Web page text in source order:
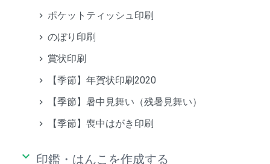
ポケットティッシュ印刷
のぼり印刷
賞状印刷
【季節】年賀状印刷2020
【季節】暑中見舞い（残暑見舞い）
【季節】喪中はがき印刷
keyboard_arrow_down 印鑑・はんこを作成する